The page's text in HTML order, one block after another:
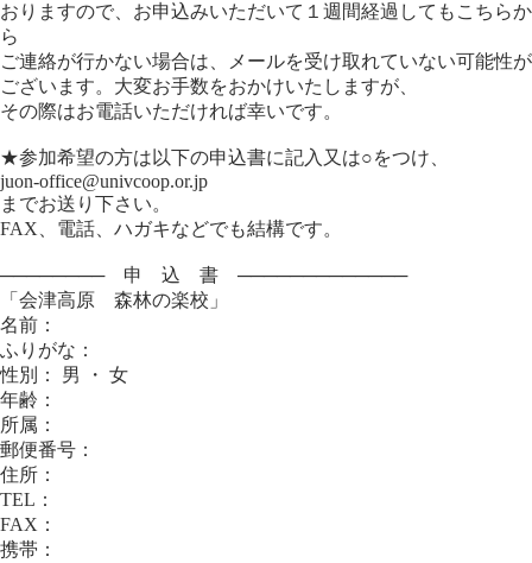
おりますので、お申込みいただいて１週間経過してもこちらか
ら
ご連絡が行かない場合は、メールを受け取れていない可能性が
ございます。大変お手数をおかけいたしますが、
その際はお電話いただければ幸いです。
★参加希望の方は以下の申込書に記入又は○をつけ、
juon-office@univcoop.or.jp
までお送り下さい。
FAX、電話、ハガキなどでも結構です。
──────── 申 込 書 ─────────────
「会津高原 森林の楽校」
名前：
ふりがな：
性別： 男 ・ 女
年齢：
所属：
郵便番号：
住所：
TEL：
FAX：
携帯：